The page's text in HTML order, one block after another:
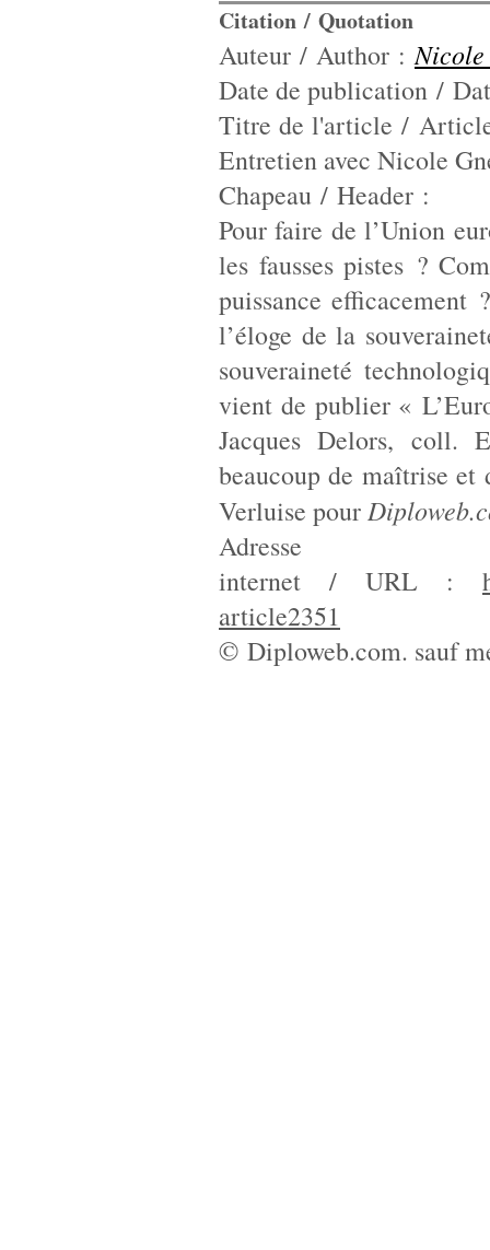
Citation / Quotation
Auteur / Author :Nicole
Date de publication /
Titre de l'article /
Entretien avec Nicole
Chapeau / Header :
Pour faire de l’Union
les fausses pistes ?
puissance efficacement
l’éloge de la
souveraineté
vient de publier «
Jacques Delors, coll.
beaucoup de maîtrise et
Verluise pour
Adresse
internet / URL :
article2351
© Diploweb.com. sauf